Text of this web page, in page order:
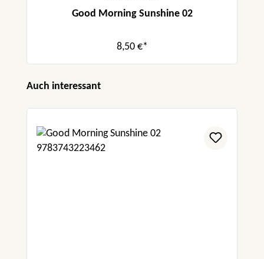
Good Morning Sunshine 02
8,50 €*
Produktgalerie überspringen
Auch interessant